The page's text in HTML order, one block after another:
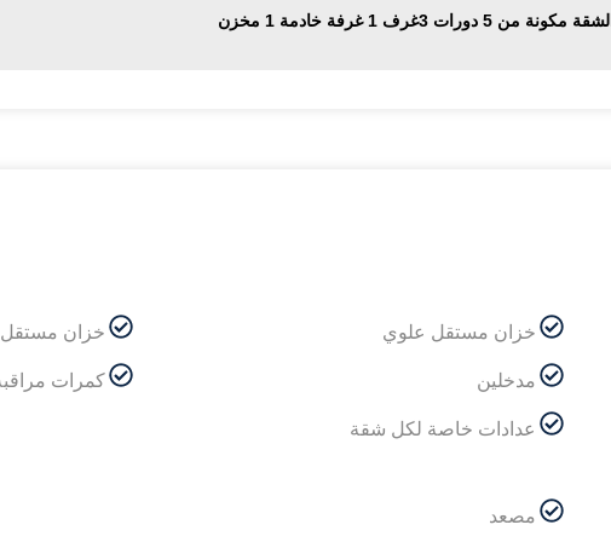
الشقة مكونة من 5 دورات 3غرف 1 غرفة خادمة 1 مخزن
خزان مستقل علوي
مدخلين
عدادات خاصة لكل شقة
مصعد
خزان
كمرات